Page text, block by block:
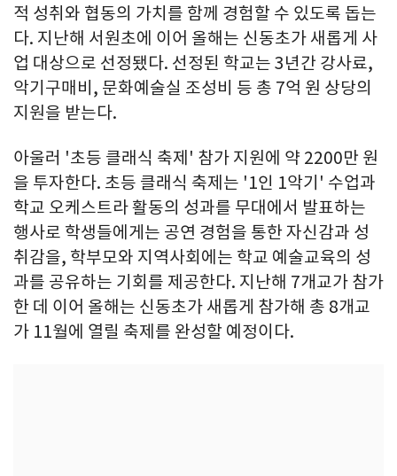
적 성취와 협동의 가치를 함께 경험할 수 있도록 돕는
다. 지난해 서원초에 이어 올해는 신동초가 새롭게 사
업 대상으로 선정됐다. 선정된 학교는 3년간 강사료,
악기구매비, 문화예술실 조성비 등 총 7억 원 상당의
지원을 받는다.
아울러 '초등 클래식 축제' 참가 지원에 약 2200만 원
을 투자한다. 초등 클래식 축제는 '1인 1악기' 수업과
학교 오케스트라 활동의 성과를 무대에서 발표하는
행사로 학생들에게는 공연 경험을 통한 자신감과 성
취감을, 학부모와 지역사회에는 학교 예술교육의 성
과를 공유하는 기회를 제공한다. 지난해 7개교가 참가
한 데 이어 올해는 신동초가 새롭게 참가해 총 8개교
가 11월에 열릴 축제를 완성할 예정이다.